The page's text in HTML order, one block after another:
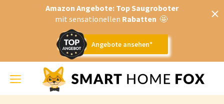
Amazon Angebote: Top Saugroboter
mit sensationellen Rabatten 🤩
Angebote ansehen*
Toggle
navigation